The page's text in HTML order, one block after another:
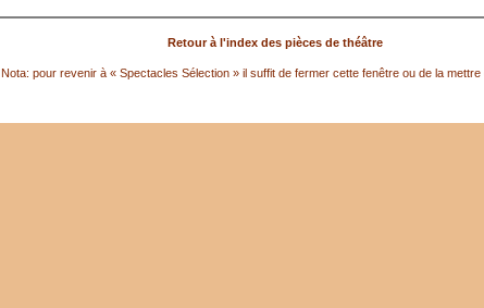
Retour à l'index des pièces de théâtre
Nota: pour revenir à « Spectacles Sélection » il suffit de fermer cette fenêtre ou de la